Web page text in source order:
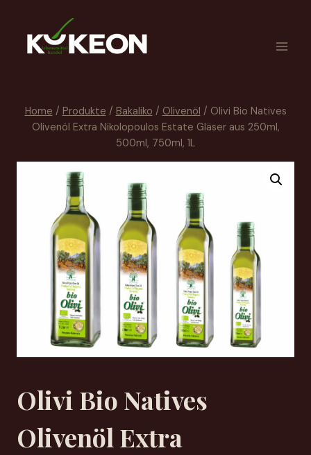
Home / Produkte / Bakaliko / Olivenöl / Olivi Bio Natives
Olivenöl Extra Nikolopoulos Estate Gläser aus 250ml,
500ml, 750ml, 1L
Olivi Bio Natives
Olivenöl Extra